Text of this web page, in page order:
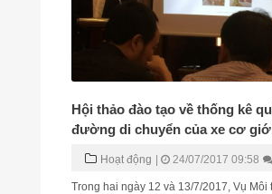
Hội thảo đào tạo về thống kê
đường di chuyển của xe cơ
Hoạt động | 24/07/2017 09:58
Trong hai ngày 12 và 13/7/2017, Vụ Môi